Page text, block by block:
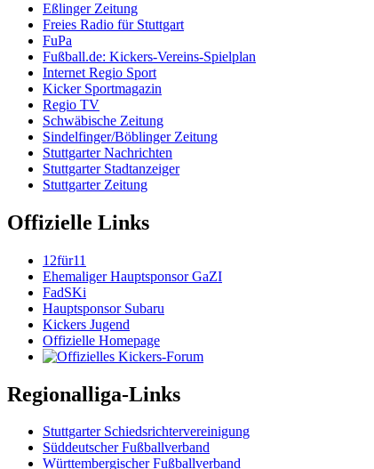
Eßlinger Zeitung
Freies Radio für Stuttgart
FuPa
Fußball.de: Kickers-Vereins-Spielplan
Internet Regio Sport
Kicker Sportmagazin
Regio TV
Schwäbische Zeitung
Sindelfinger/Böblinger Zeitung
Stuttgarter Nachrichten
Stuttgarter Stadtanzeiger
Stuttgarter Zeitung
Offizielle Links
12für11
Ehemaliger Hauptsponsor GaZI
FadSKi
Hauptsponsor Subaru
Kickers Jugend
Offizielle Homepage
Regionalliga-Links
Stuttgarter Schiedsrichtervereinigung
Süddeutscher Fußballverband
Württembergischer Fußballverband